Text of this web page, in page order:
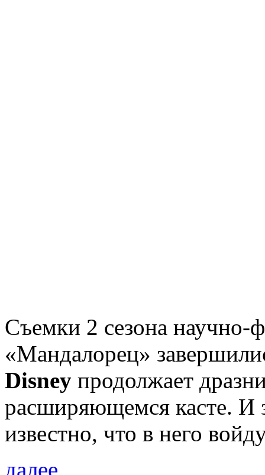
Съемки 2 сезона научно-
«Мандалорец»
Disney продолжает
расширяющемся касте. И
известно, что в него
далее